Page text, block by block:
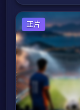
足球
正片